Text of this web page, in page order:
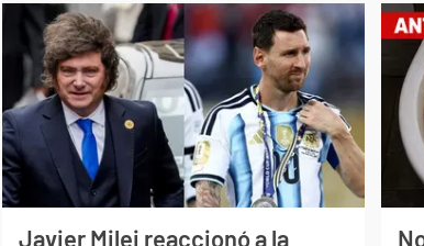
Javier Milei reaccionó a la